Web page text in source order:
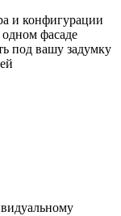
и конфигурации
фасаде
под вашу задумку